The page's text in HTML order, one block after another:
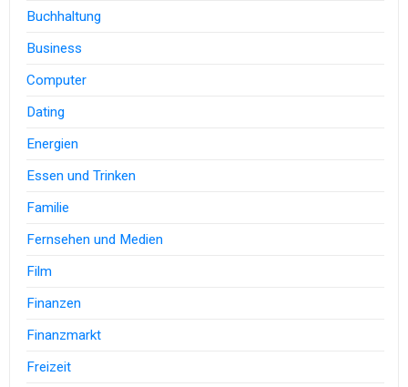
Buchhaltung
Business
Computer
Dating
Energien
Essen und Trinken
Familie
Fernsehen und Medien
Film
Finanzen
Finanzmarkt
Freizeit